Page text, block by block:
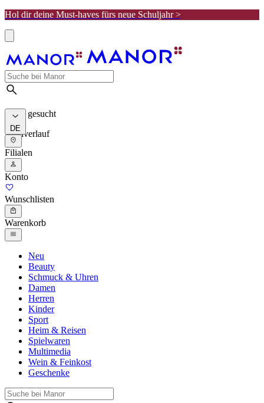
Hol dir deine Must-haves fürs neue Schuljahr >
Meist gesucht
Suchverlauf
DE
Filialen
Konto
Wunschlisten
Warenkorb
Neu
Beauty
Schmuck & Uhren
Damen
Herren
Kinder
Sport
Heim & Reisen
Spielwaren
Multimedia
Wein & Feinkost
Geschenke